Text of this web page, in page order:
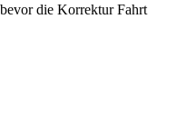
die Korrektur Fahrt